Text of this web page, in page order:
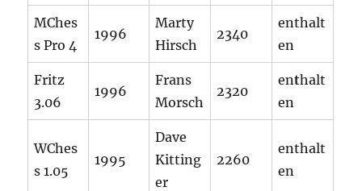
MChes
s Pro 4
1996
Marty
Hirsch
2340
enthalt
en
Fritz
3.06
1996
Frans
Morsch
2320
enthalt
en
WChes
s 1.05
1995
Dave
Kitting
er
2260
enthalt
en